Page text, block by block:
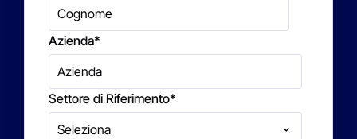
Azienda*
Settore di Riferimento*